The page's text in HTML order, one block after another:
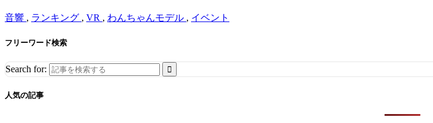
音響 , ランキング , VR , わんちゃんモデル , イベント
フリーワード検索
Search for:
人気の記事